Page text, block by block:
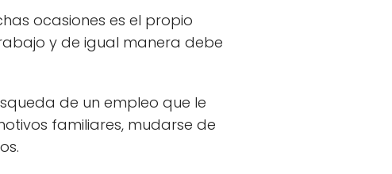
ocasiones es el propio
y de igual manera debe
de un empleo que le
familiares, mudarse de